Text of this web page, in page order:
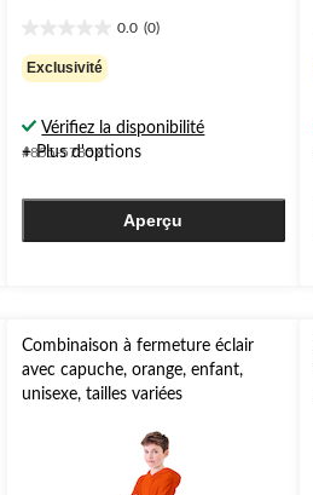
0.0 (0)
étoile(s)
sur
Exclusivité
Vérifiez la disponibilité
#855-5785X
+ Plus d'options
Aperçu
Combinaison à fermeture éclair
avec capuche, orange, enfant,
unisexe, tailles variées